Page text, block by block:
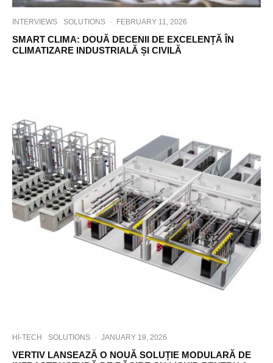
INTERVIEWS SOLUTIONS · FEBRUARY 11, 2026
SMART CLIMA: DOUĂ DECENII DE EXCELENȚĂ ÎN
CLIMATIZARE INDUSTRIALĂ ȘI CIVILĂ
HI-TECH SOLUTIONS · JANUARY 19, 2026
VERTIV LANSEAZĂ O NOUĂ SOLUȚIE MODULARĂ DE